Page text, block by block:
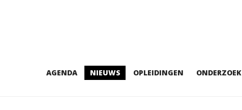
AGENDA NIEUWS OPLEIDINGEN ONDERZOEK